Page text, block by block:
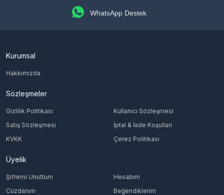
WhatsApp Destek
Kurumsal
Hakkımızda
Sözleşmeler
Gizlilik Politikası
Kullanıcı Sözleşmesi
Satış Sözleşmesi
İptal & İade Koşulları
KVKK
Çerez Politikası
Üyelik
Şifremi Unuttum
Hesabım
Cüzdanım
Beğendiklerim